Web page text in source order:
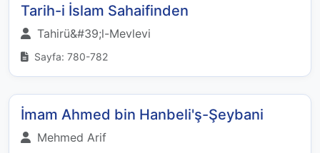
Tarih-i İslam Sahaifinden
Tahirü&#39;l-Mevlevi
Sayfa: 780-782
İmam Ahmed bin Hanbeli'ş-Şeybani
Mehmed Arif